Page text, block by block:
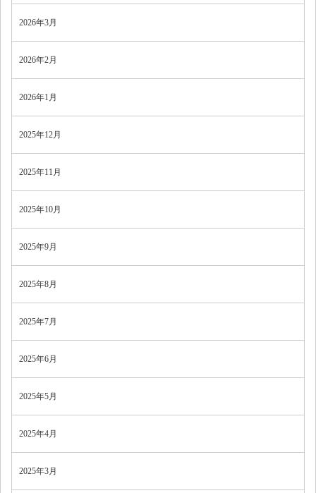
2026年3月
2026年2月
2026年1月
2025年12月
2025年11月
2025年10月
2025年9月
2025年8月
2025年7月
2025年6月
2025年5月
2025年4月
2025年3月